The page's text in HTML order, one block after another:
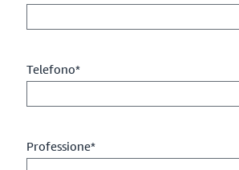
Telefono*
Professione*